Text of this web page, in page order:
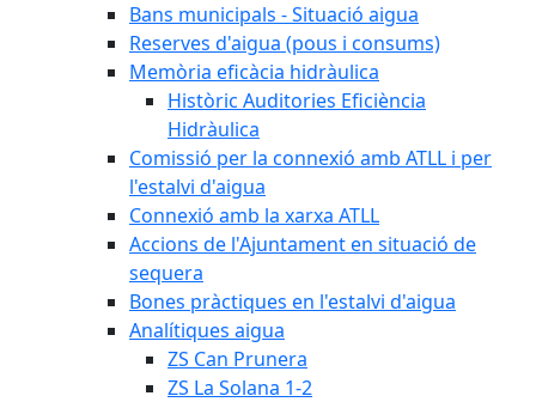
Bans municipals - Situació aigua
Reserves d'aigua (pous i consums)
Memòria eficàcia hidràulica
Històric Auditories Eficiència
Hidràulica
Comissió per la connexió amb ATLL i per
l'estalvi d'aigua
Connexió amb la xarxa ATLL
Accions de l'Ajuntament en situació de
sequera
Bones pràctiques en l'estalvi d'aigua
Analítiques aigua
ZS Can Prunera
ZS La Solana 1-2